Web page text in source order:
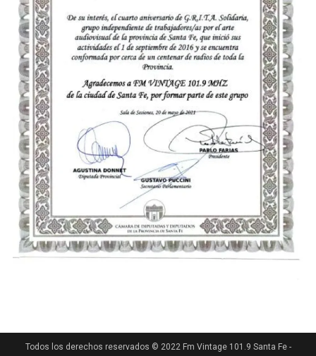
Todos los derechos reservados © 2022 Fm Vintage 101.9 Santa Fe -